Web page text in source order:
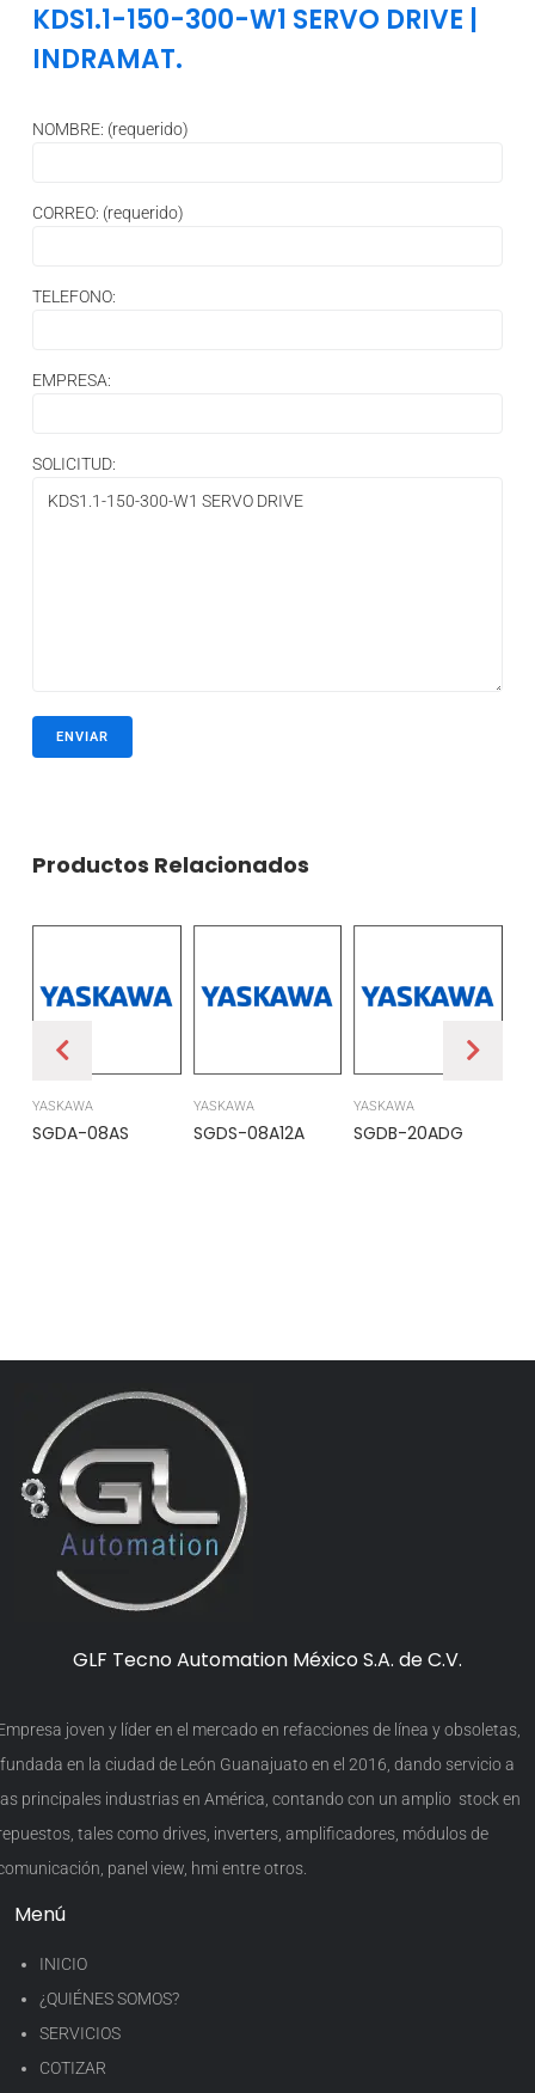
KDS1.1-150-300-W1 SERVO DRIVE |
INDRAMAT.
NOMBRE: (requerido)
CORREO: (requerido)
TELEFONO:
EMPRESA:
SOLICITUD:
Productos Relacionados
YASKAWA
SGDA-08AS
YASKAWA
SGDS-08A12A
YASKAWA
SGDB-20ADG
GLF Tecno Automation México S.A. de C.V.
joven y líder en el mercado en refacciones de línea y obsoletas,
en la ciudad de León Guanajuato en el 2016, dando servicio a
principales industrias en América, contando con un amplio stock en
tales como drives, inverters, amplificadores, módulos de
panel view, hmi entre otros.
Menú
INICIO
¿QUIÉNES SOMOS?
SERVICIOS
COTIZAR